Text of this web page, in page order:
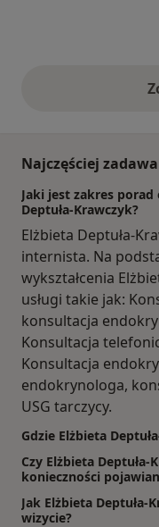
Najczęściej
Jaki jest zakres
Deptuła-Krawczyk?
Elżbieta Deptuła-
internista. Na
wykształcenia
usługi takie jak:
konsultacja
Konsultacja
Konsultacja
endokrynologa,
USG tarczycy.
Gdzie Elżbieta
Czy Elżbieta
konieczności
Jak Elżbieta Deptuła-
wizycie?